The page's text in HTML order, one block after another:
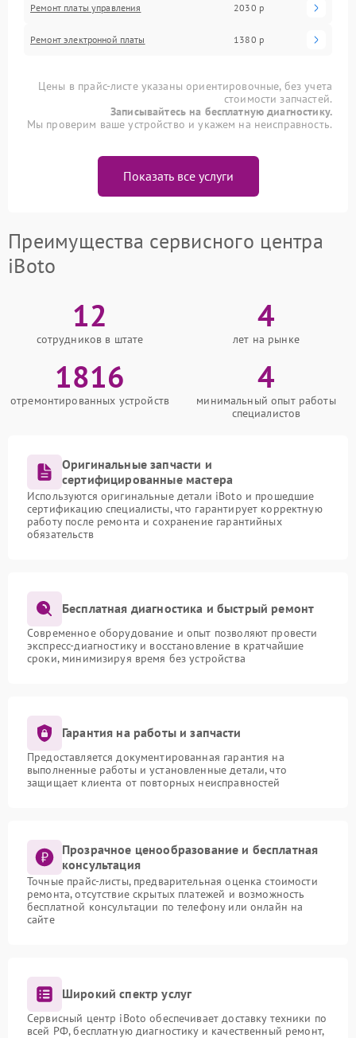
Ремонт платы управления 2030 р
Ремонт электронной платы 1380 р
Цены в прайс-листе указаны ориентировочные, без учета
стоимости запчастей.
Записывайтесь на бесплатную диагностику.
Мы проверим ваше устройство и укажем на неисправность.
Показать все услуги
Преимущества сервисного центра
iBoto
12
сотрудников в штате
4
лет на рынке
1816
отремонтированных устройств
4
минимальный опыт работы
специалистов
Оригинальные запчасти и
сертифицированные мастера
Используются оригинальные детали iBoto и прошедшие
сертификацию специалисты, что гарантирует корректную
работу после ремонта и сохранение гарантийных
обязательств
Бесплатная диагностика и быстрый ремонт
Современное оборудование и опыт позволяют провести
экспресс-диагностику и восстановление в кратчайшие
сроки, минимизируя время без устройства
Гарантия на работы и запчасти
Предоставляется документированная гарантия на
выполненные работы и установленные детали, что
защищает клиента от повторных неисправностей
Прозрачное ценообразование и бесплатная
консультация
Точные прайс-листы, предварительная оценка стоимости
ремонта, отсутствие скрытых платежей и возможность
бесплатной консультации по телефону или онлайн на
сайте
Широкий спектр услуг
Сервисный центр iBoto обеспечивает доставку техники по
всей РФ, бесплатную диагностику и качественный ремонт,